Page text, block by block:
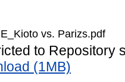
vs. Parizs.pdf
to Repository
(1MB)